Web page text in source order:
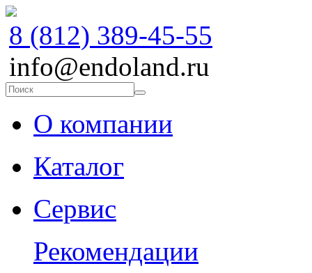
8 (812) 389-45-55
info@endoland.ru
О компании
Каталог
Сервис
Рекомендации